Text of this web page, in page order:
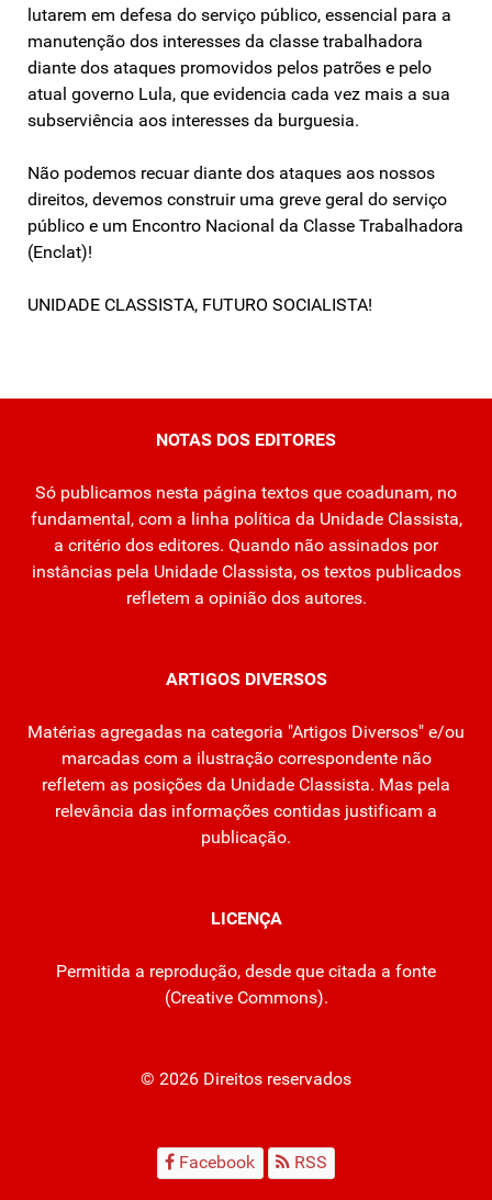
lutarem em defesa do serviço público, essencial para a
manutenção dos interesses da classe trabalhadora
diante dos ataques promovidos pelos patrões e pelo
atual governo Lula, que evidencia cada vez mais a sua
subserviência aos interesses da burguesia.
Não podemos recuar diante dos ataques aos nossos
direitos, devemos construir uma greve geral do serviço
público e um Encontro Nacional da Classe Trabalhadora
(Enclat)!
UNIDADE CLASSISTA, FUTURO SOCIALISTA!
NOTAS DOS EDITORES
Só publicamos nesta página textos que coadunam, no
fundamental, com a linha política da Unidade Classista,
a critério dos editores. Quando não assinados por
instâncias pela Unidade Classista, os textos publicados
refletem a opinião dos autores.
ARTIGOS DIVERSOS
Matérias agregadas na categoria "Artigos Diversos" e/ou
marcadas com a ilustração correspondente não
refletem as posições da Unidade Classista. Mas pela
relevância das informações contidas justificam a
publicação.
LICENÇA
Permitida a reprodução, desde que citada a fonte
(Creative Commons).
© 2026 Direitos reservados
Facebook RSS